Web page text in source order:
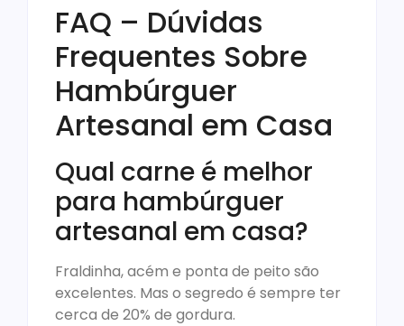
FAQ – Dúvidas
Frequentes Sobre
Hambúrguer
Artesanal em Casa
Qual carne é melhor
para hambúrguer
artesanal em casa?
Fraldinha, acém e ponta de peito são
excelentes. Mas o segredo é sempre ter
cerca de 20% de gordura.